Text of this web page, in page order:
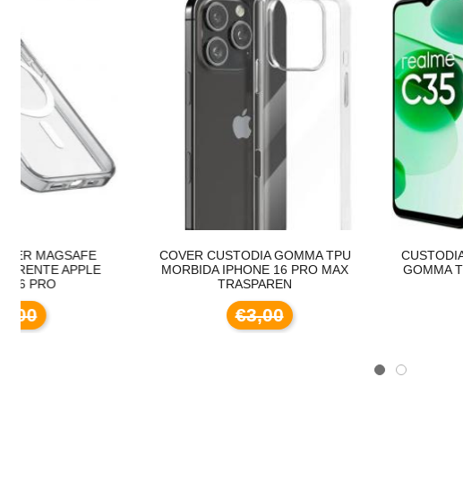
TONER TN-2590XL COMPATIBILE BROTHER
€12,00
DISSIPATORE CPU LED FRGB LGA 1700 1
COVER CUSTODIA GOMMA TPU
MORBIDA IPHONE 16 PRO MAX
CUSTODIA COVER
GOMMA TRASPARENTE